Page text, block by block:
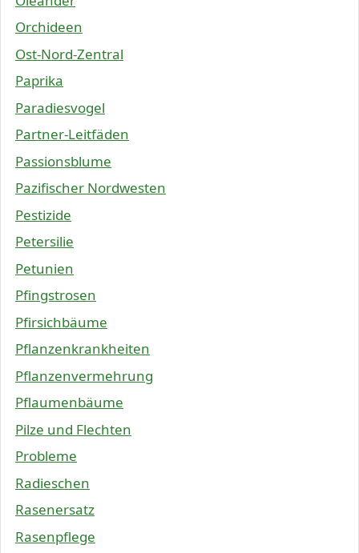
Orchideen
Ost-Nord-Zentral
Paprika
Paradiesvogel
Partner-Leitfäden
Passionsblume
Pazifischer Nordwesten
Pestizide
Petersilie
Petunien
Pfingstrosen
Pfirsichbäume
Pflanzenkrankheiten
Pflanzenvermehrung
Pflaumenbäume
Pilze und Flechten
Probleme
Radieschen
Rasenersatz
Rasenpflege